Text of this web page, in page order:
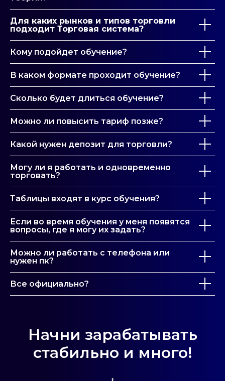
Для каких рынков и типов торговли
подходит Торговая система?
Кому подойдет обучение?
В каком формате проходит обучение?
Сколько будет длиться обучение?
Можно ли повысить тариф позже?
Какой нужен депозит для торговли?
Могу ли я работать и одновременно
торговать?
Таблицы входят в курс обучения?
Если во время обучения у меня появятся
вопросы, где я могу их задать?
Можно ли работать с телефона или
нужен пк?
Все официально?
Начни зарабатывать
стабильно и много!